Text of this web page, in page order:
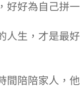
好好為自己拼一
人生，才是最好
間陪陪家人，他